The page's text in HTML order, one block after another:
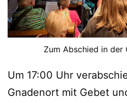
Zum Abschied in der
Um 17:00 Uhr
Gnadenort mit Gebet